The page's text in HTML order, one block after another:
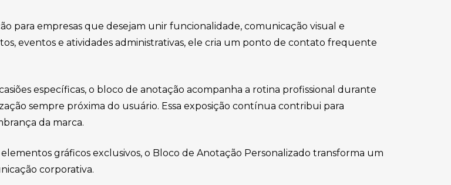
para empresas que desejam unir funcionalidade, comunicação visual e
eventos e atividades administrativas, ele cria um ponto de contato frequente
específicas, o bloco de anotação acompanha a rotina profissional durante
sempre próxima do usuário. Essa exposição contínua contribui para
da marca.
gráficos exclusivos, o Bloco de Anotação Personalizado transforma um
corporativa.